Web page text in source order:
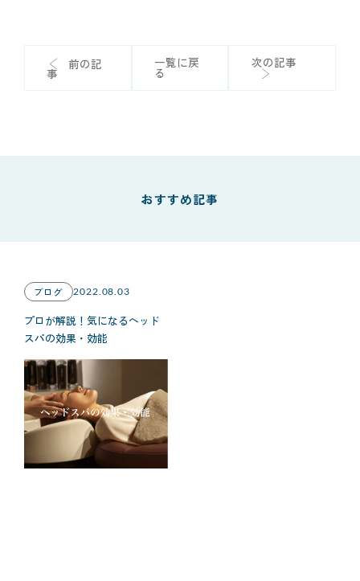
前の記
事
一覧に戻
る
次の記事
おすすめ記事
ブログ 2022.08.03
プロが解説！気になるヘッド
スパの効果・効能